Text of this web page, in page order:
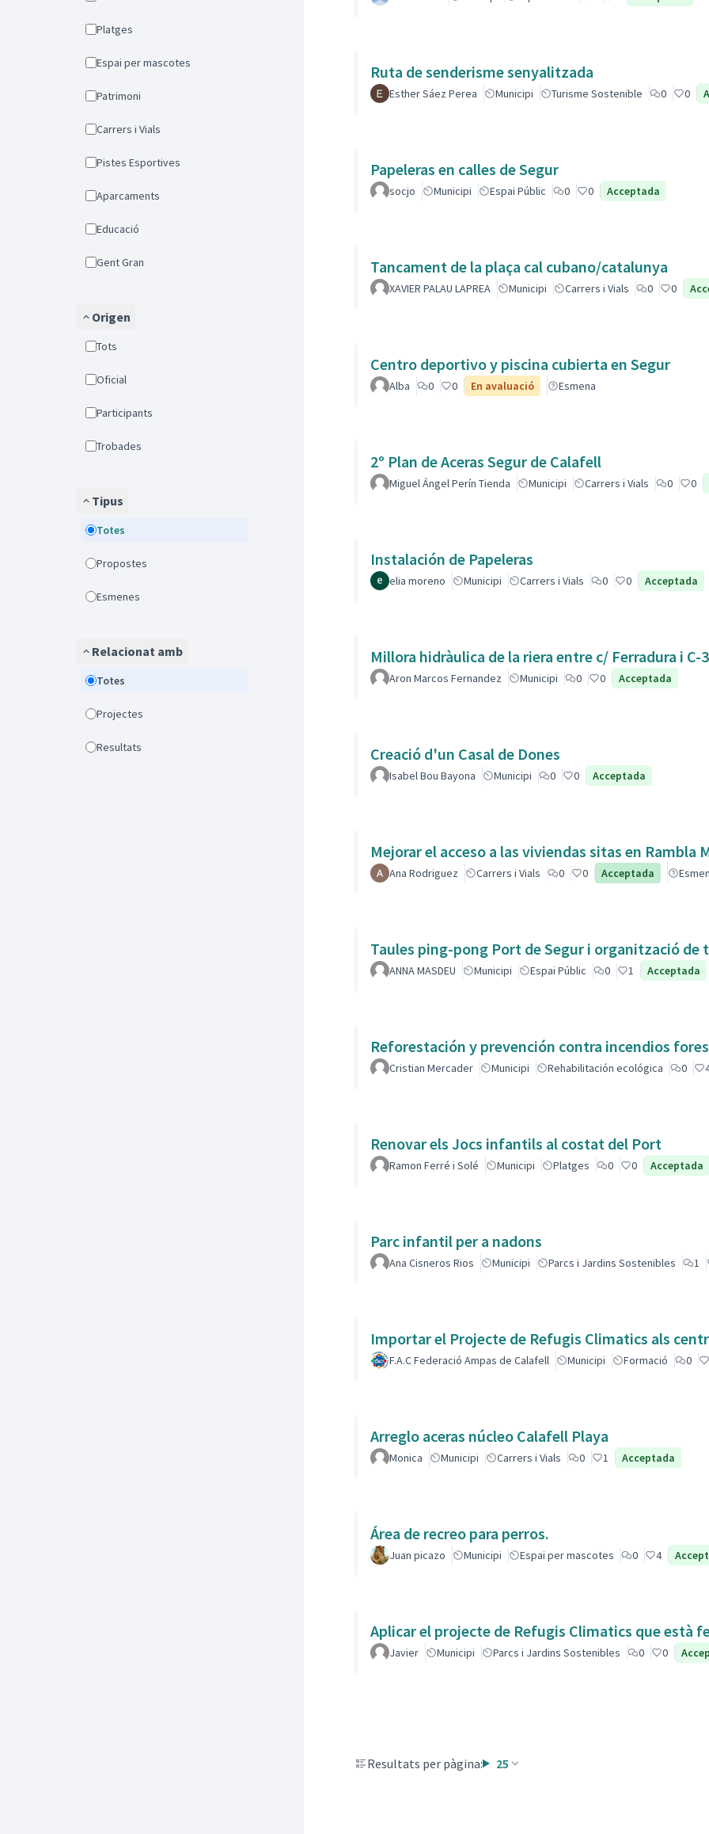
Platges
Espai per mascotes
Patrimoni
Carrers i Vials
Pistes Esportives
Aparcaments
Educació
Gent Gran
Origen
Tots
Oficial
Participants
Trobades
Tipus
Totes
Propostes
Esmenes
Relacionat amb
Totes
Projectes
Resultats
Ruta de senderisme senyalitzada
Esther Sáez Perea Municipi Turisme Sostenible 0 0
Papeleras en calles de Segur
socjo Municipi Espai Públic 0 0 Acceptada
Tancament de la plaça cal cubano/catalunya
XAVIER PALAU LAPREA Municipi Carrers i Vials 0 0
Centro deportivo y piscina cubierta en Segur
Alba 0 0 En avaluació Esmena
2º Plan de Aceras Segur de Calafell
Miguel Ángel Perín Tienda Municipi Carrers i Vials 0 0
Instalación de Papeleras
elia moreno Municipi Carrers i Vials 0 0 Acceptada
Millora hidràulica de la riera entre c/ Ferradura i C-
Aron Marcos Fernandez Municipi 0 0 Acceptada
Creació d'un Casal de Dones
Isabel Bou Bayona Municipi 0 0 Acceptada
Mejorar el acceso a las viviendas sitas en
Ana Rodriguez Carrers i Vials 0 0 Acceptada
Taules ping-pong Port de Segur i organització de
ANNA MASDEU Municipi Espai Públic 0 1 Acceptada
Reforestación y prevención contra incendios
Cristian Mercader Municipi Rehabilitación ecológica 0
Renovar els Jocs infantils al costat del Port
Ramon Ferré i Solé Municipi Platges 0 0 Acceptada
Parc infantil per a nadons
Ana Cisneros Rios Municipi Parcs i Jardins Sostenibles 1
Importar el Projecte de Refugis Climatics als
F.A.C Federació Ampas de Calafell Municipi Formació 0
Arreglo aceras núcleo Calafell Playa
Monica Municipi Carrers i Vials 0 1 Acceptada
Área de recreo para perros.
Juan picazo Municipi Espai per mascotes 0 4
Aplicar el projecte de Refugis Climatics que està
Javier Municipi Parcs i Jardins Sostenibles 0 0
Resultats per pàgina: 25